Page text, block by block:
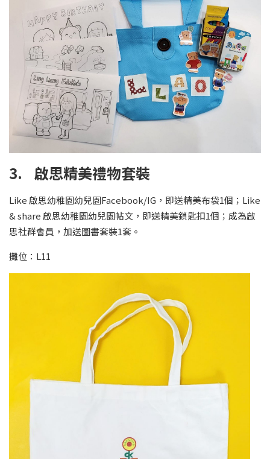
3. 啟思精美禮物套裝
Like 啟思幼稚園幼兒園Facebook/IG，即送精美布袋1個；Like
& share 啟思幼稚園幼兒園帖文，即送精美鎖匙扣1個；成為啟
思社群會員，加送圖書套裝1套。
攤位：L11